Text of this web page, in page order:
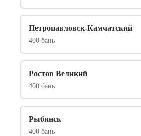
Петропавловск-Камчатский
400 бань
Ростов Великий
400 бань
Рыбинск
400 бань